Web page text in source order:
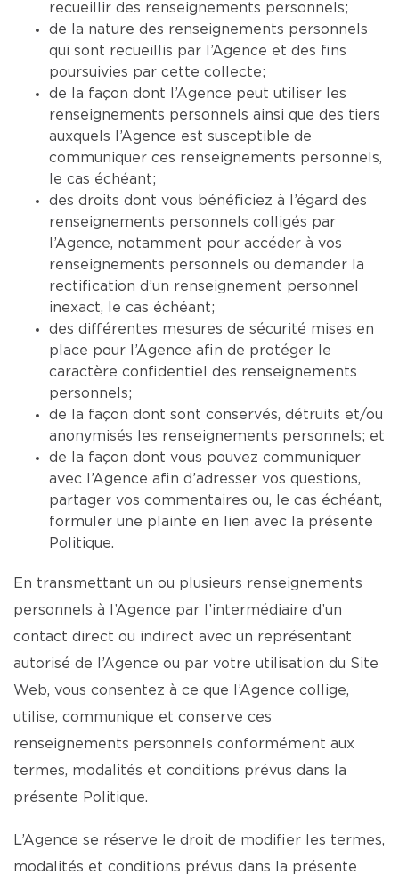
recueillir des renseignements personnels;
de la nature des renseignements personnels
qui sont recueillis par l’Agence et des fins
poursuivies par cette collecte;
de la façon dont l’Agence peut utiliser les
renseignements personnels ainsi que des tiers
auxquels l’Agence est susceptible de
communiquer ces renseignements personnels,
le cas échéant;
des droits dont vous bénéficiez à l’égard des
renseignements personnels colligés par
l’Agence, notamment pour accéder à vos
renseignements personnels ou demander la
rectification d’un renseignement personnel
inexact, le cas échéant;
des différentes mesures de sécurité mises en
place pour l’Agence afin de protéger le
caractère confidentiel des renseignements
personnels;
de la façon dont sont conservés, détruits et/ou
anonymisés les renseignements personnels; et
de la façon dont vous pouvez communiquer
avec l’Agence afin d’adresser vos questions,
partager vos commentaires ou, le cas échéant,
formuler une plainte en lien avec la présente
Politique.
En transmettant un ou plusieurs renseignements
personnels à l’Agence par l’intermédiaire d’un
contact direct ou indirect avec un représentant
autorisé de l’Agence ou par votre utilisation du Site
Web, vous consentez à ce que l’Agence collige,
utilise, communique et conserve ces
renseignements personnels conformément aux
termes, modalités et conditions prévus dans la
présente Politique.
L’Agence se réserve le droit de modifier les termes,
modalités et conditions prévus dans la présente